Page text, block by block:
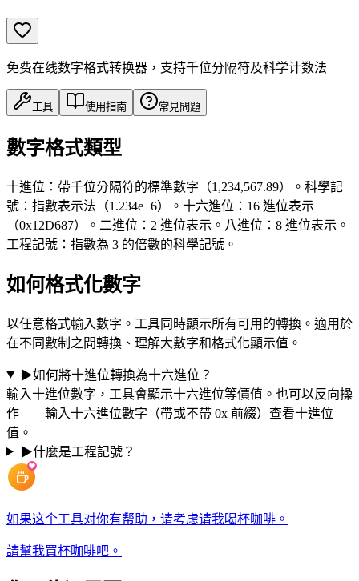
免费在线数字格式转换器，支持千位分隔符及科学计数法
工具 使用指南 常見問題
數字格式類型
十進位：帶千位分隔符的標準數字（1,234,567.89）。科學記
號：指數表示法（1.234e+6）。十六進位：16 進位表示
（0x12D687）。二進位：2 進位表示。八進位：8 進位表示。
工程記號：指數為 3 的倍數的科學記號。
如何格式化數字
以任意格式輸入數字。工具同時顯示所有可用的轉換。適用於
在不同數制之間轉換、理解大數字和格式化顯示值。
▶如何將十進位轉換為十六進位？
輸入十進位數字，工具會顯示十六進位等價值。也可以反向操
作——輸入十六進位數字（帶或不帶 0x 前綴）查看十進位
值。
▶什麼是工程記號？
如果这个工具对你有帮助，请考虑请我喝杯咖啡。
請幫我買杯咖啡吧。